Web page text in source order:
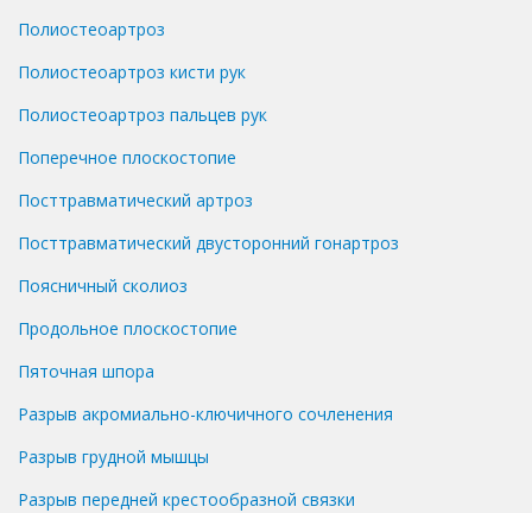
Полиостеоартроз
Полиостеоартроз кисти рук
Полиостеоартроз пальцев рук
Поперечное плоскостопие
Посттравматический артроз
Посттравматический двусторонний гонартроз
Поясничный сколиоз
Продольное плоскостопие
Пяточная шпора
Разрыв акромиально-ключичного сочленения
Разрыв грудной мышцы
Разрыв передней крестообразной связки